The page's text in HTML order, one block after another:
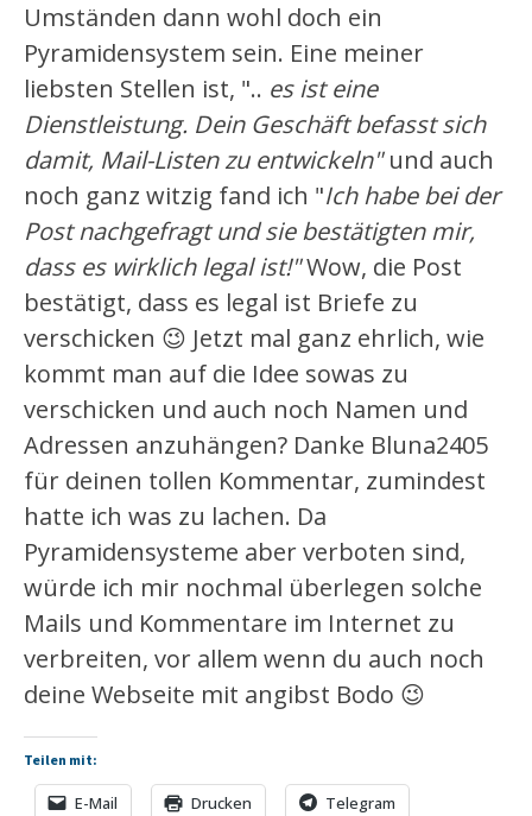
Umständen dann wohl doch ein
Pyramidensystem sein. Eine meiner
liebsten Stellen ist, ".. es ist eine
Dienstleistung. Dein Geschäft befasst sich
damit, Mail-Listen zu entwickeln"und auch
noch ganz witzig fand ich "Ich habe bei der
Post nachgefragt und sie bestätigten mir,
dass es wirklich legal ist!"Wow, die Post
bestätigt, dass es legal ist Briefe zu
verschicken 😉 Jetzt mal ganz ehrlich, wie
kommt man auf die Idee sowas zu
verschicken und auch noch Namen und
Adressen anzuhängen? Danke Bluna2405
für deinen tollen Kommentar, zumindest
hatte ich was zu lachen. Da
Pyramidensysteme aber verboten sind,
würde ich mir nochmal überlegen solche
Mails und Kommentare im Internet zu
verbreiten, vor allem wenn du auch noch
deine Webseite mit angibst Bodo 😉
Teilen mit:
E-Mail Drucken Telegram